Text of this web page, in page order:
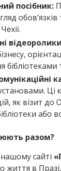
посібник:
Ці
як візит
або
разом?
сайті
життя в